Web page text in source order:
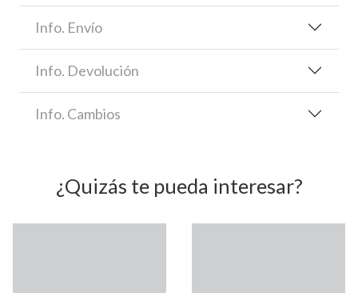
Info. Envío
Info. Devolución
Info. Cambios
¿Quizás te pueda interesar?